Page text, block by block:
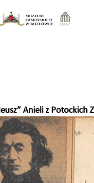
Anieli z Potockich